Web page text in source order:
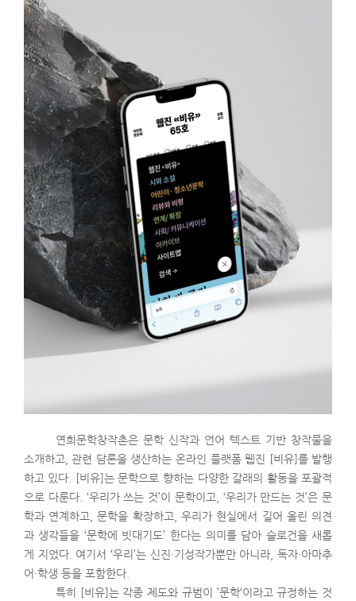
연희문학창작촌은 문학 신작과 언어 텍스트 기반 창작물을
소개하고, 관련 담론을 생산하는 온라인 플랫폼 웹진 [비유]를 발행
하고 있다. [비유]는 문학으로 향하는 다양한 갈래의 활동을 포괄적
으로 다룬다. ‘우리가 쓰는 것’이 문학이고, ‘우리가 만드는 것’은 문
학과 연계하고, 문학을 확장하고, 우리가 현실에서 길어 올린 의견
과 생각들을 ‘문학에 빗대기도’ 한다는 의미를 담아 슬로건을 새롭
게 지었다. 여기서 ‘우리’는 신진·기성작가뿐만 아니라, 독자·아마추
어·학생 등을 포함한다.
특히 [비유]는 각종 제도와 규범이 ’문학‘이라고 규정하는 것